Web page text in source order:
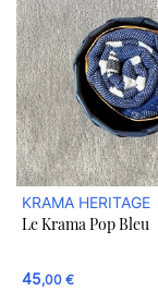
KRAMA HERITAGE
Le Krama Pop Bleu
45,00 €